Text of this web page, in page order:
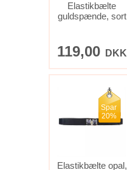
Elastikbælte
guldspænde, sort
119,00DKK
Spar
20%
Elastikbælte opal,